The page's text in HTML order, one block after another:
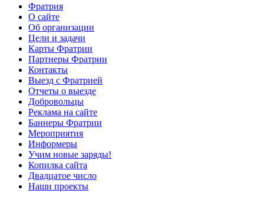
Фратрия
О сайте
Об организации
Цели и задачи
Карты Фратрии
Партнеры Фратрии
Контакты
Выезд с Фратрией
Отчеты о выезде
Добровольцы
Реклама на сайте
Баннеры Фратрии
Мероприятия
Информеры
Учим новые заряды!
Копилка сайта
Двадцатое число
Наши проекты